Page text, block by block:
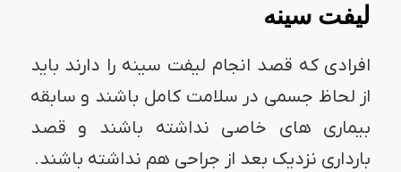
لیفت سینه
افرادی که قصد انجام لیفت سینه را دارند باید
از لحاظ جسمی در سلامت کامل باشند و سابقه
بیماری های خاصی نداشته باشند و قصد
بارداری نزدیک بعد از جراحی هم نداشته باشند.